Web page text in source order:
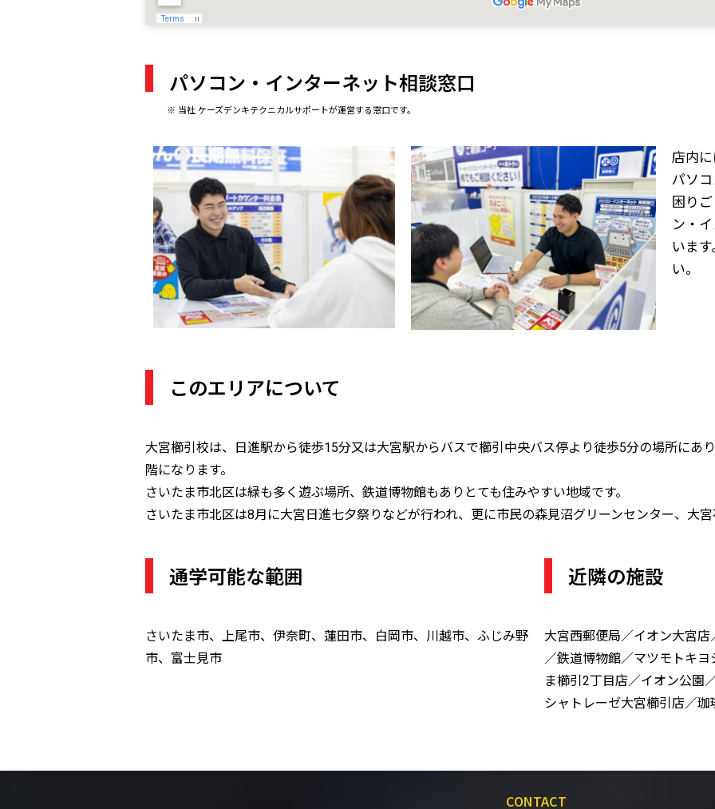
パソコン・インターネット相談窓口
※ 当社 ケーズデンキテクニカルサポートが運営する窓口です。
店内
パソ
困り
ン・
いま
い。
このエリアについて
大宮櫛引校は、日進駅から徒歩15分又は大宮駅からバスで櫛引中央バス停より徒歩5分の場所に
階になります。
さいたま市北区は緑も多く遊ぶ場所、鉄道博物館もありとても住みやすい地域です。
さいたま市北区は8月に大宮日進七夕祭りなどが行われ、更に市民の森見沼グリーンセンター、大
通学可能な範囲
さいたま市、上尾市、伊奈町、蓮田市、白岡市、川越市、ふじみ野
市、富士見市
近隣の施設
大宮西郵便局／イオン大宮
／鉄道博物館／マツモトキ
ま櫛引2丁目店／イオン公園
シャトレーゼ大宮櫛引店／珈
CONTACT